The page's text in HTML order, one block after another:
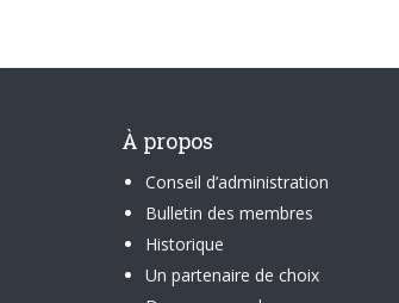
À propos
Conseil d’administration
Bulletin des membres
Historique
Un partenaire de choix